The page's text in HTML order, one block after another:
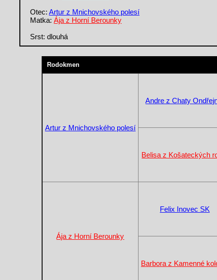
Otec: Artur z Mnichovského polesí
Matka: Ája z Horní Berounky
Srst: dlouhá
Rodokmen
Artur z Mnichovského polesí
Andre z Chaty
Belisa z Košateckých
Ája z Horní Berounky
Felix Inovec SK
Barbora z Kamenné